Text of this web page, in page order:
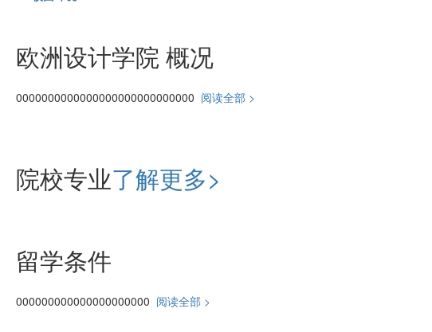
欧洲设计学院 概况
0000000000000000000000000000 阅读全部 >
院校专业了解更多>
留学条件
000000000000000000000 阅读全部 >